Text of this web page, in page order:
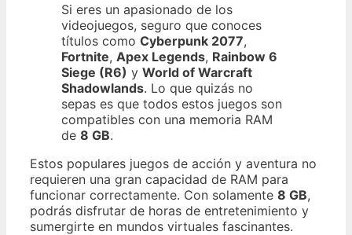
Si eres un apasionado de los
videojuegos, seguro que conoces
títulos como Cyberpunk 2077,
Fortnite, Apex Legends, Rainbow 6
Siege (R6) y World of Warcraft
Shadowlands. Lo que quizás no
sepas es que todos estos juegos son
compatibles con una memoria RAM
de 8 GB.
Estos populares juegos de acción y aventura no
requieren una gran capacidad de RAM para
funcionar correctamente. Con solamente 8 GB,
podrás disfrutar de horas de entretenimiento y
sumergirte en mundos virtuales fascinantes.